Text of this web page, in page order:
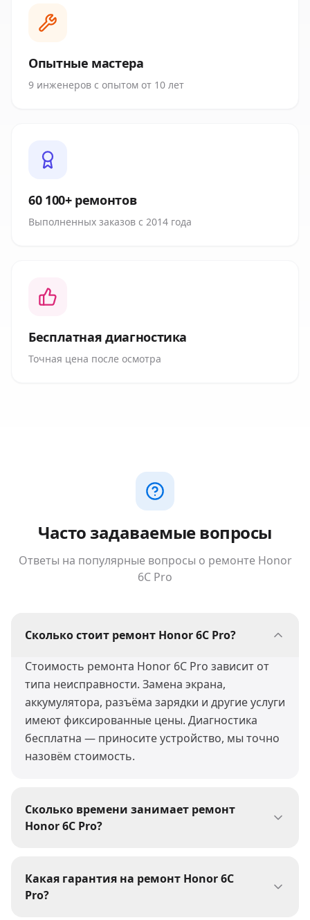
Опытные мастера
9 инженеров с опытом от 10 лет
60 100+ ремонтов
Выполненных заказов с 2014 года
Бесплатная диагностика
Точная цена после осмотра
Часто задаваемые вопросы
Ответы на популярные вопросы о ремонте Honor
6C Pro
Сколько стоит ремонт Honor 6C Pro?
Стоимость ремонта Honor 6C Pro зависит от
типа неисправности. Замена экрана,
аккумулятора, разъёма зарядки и другие услуги
имеют фиксированные цены. Диагностика
бесплатна — приносите устройство, мы точно
назовём стоимость.
Сколько времени занимает ремонт
Honor 6C Pro?
выполняем за 30-60 минут. Сложные работы
(пайка, восстановление после воды) могут
Какая гарантия на ремонт Honor 6C
Pro?